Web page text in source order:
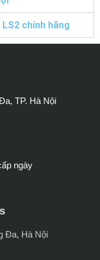
chính hãng
TP. Hà Nội
ngày
Đa, Hà Nội